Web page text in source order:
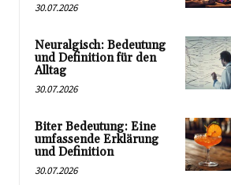
30.07.2026
Neuralgisch: Bedeutung
und Definition für den
Alltag
30.07.2026
Biter Bedeutung: Eine
umfassende Erklärung
und Definition
30.07.2026